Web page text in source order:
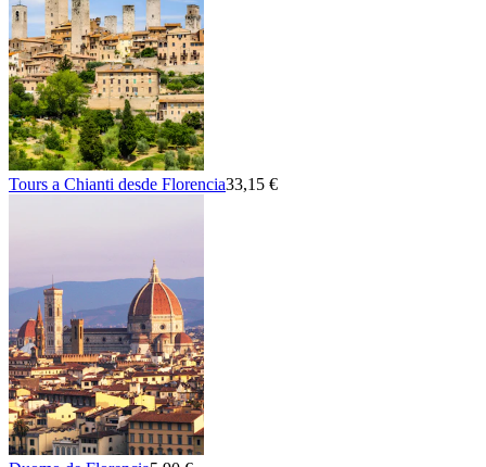
Tours a Chianti desde Florencia33,15 €